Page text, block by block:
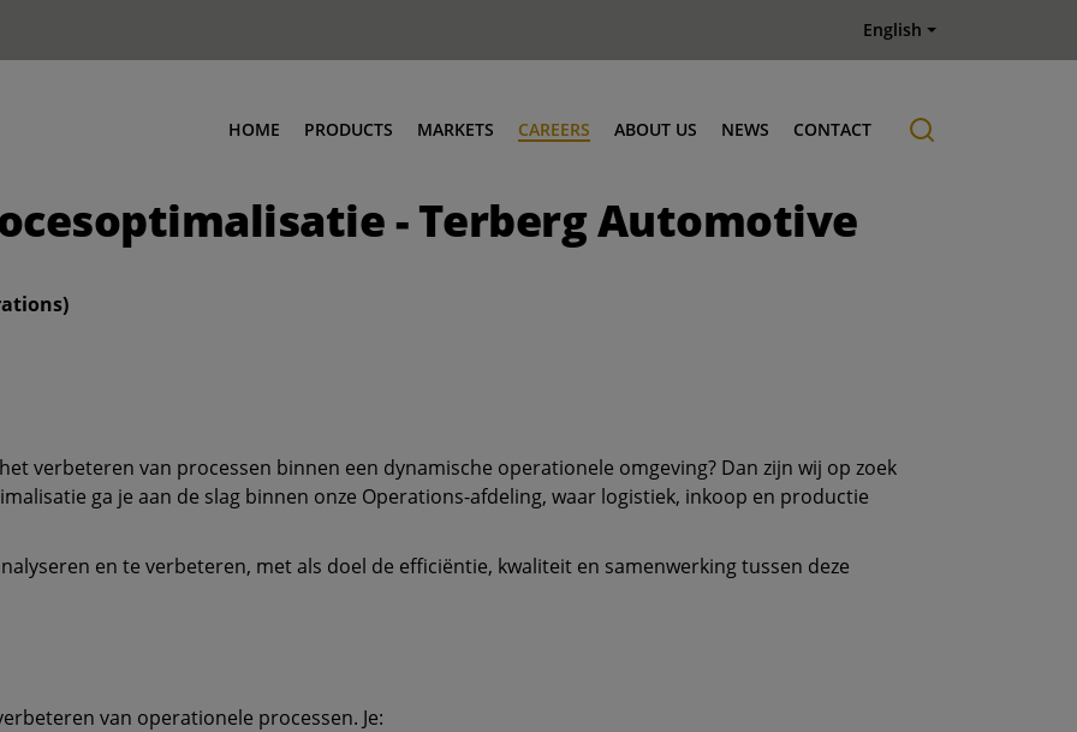
English
HOME PRODUCTS MARKETS CAREERS
Job offers
ABOUT US
History
NEWS CONTACT
- Terberg Automotive
verbeteren van processen binnen een dynamische operationele omgeving? Dan zijn wij op zoek
ga je aan de slag binnen onze Operations-afdeling, waar logistiek, inkoop en productie
en te verbeteren, met als doel de efficiëntie, kwaliteit en samenwerking tussen deze
van operationele processen. Je: